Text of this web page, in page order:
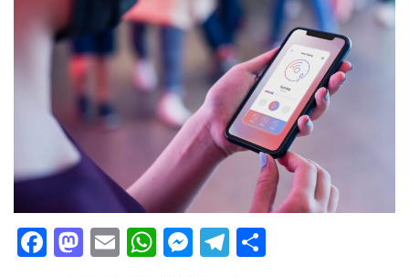
Facebook
Mastodon
EmailWhatsApp
Messenger
Telegram